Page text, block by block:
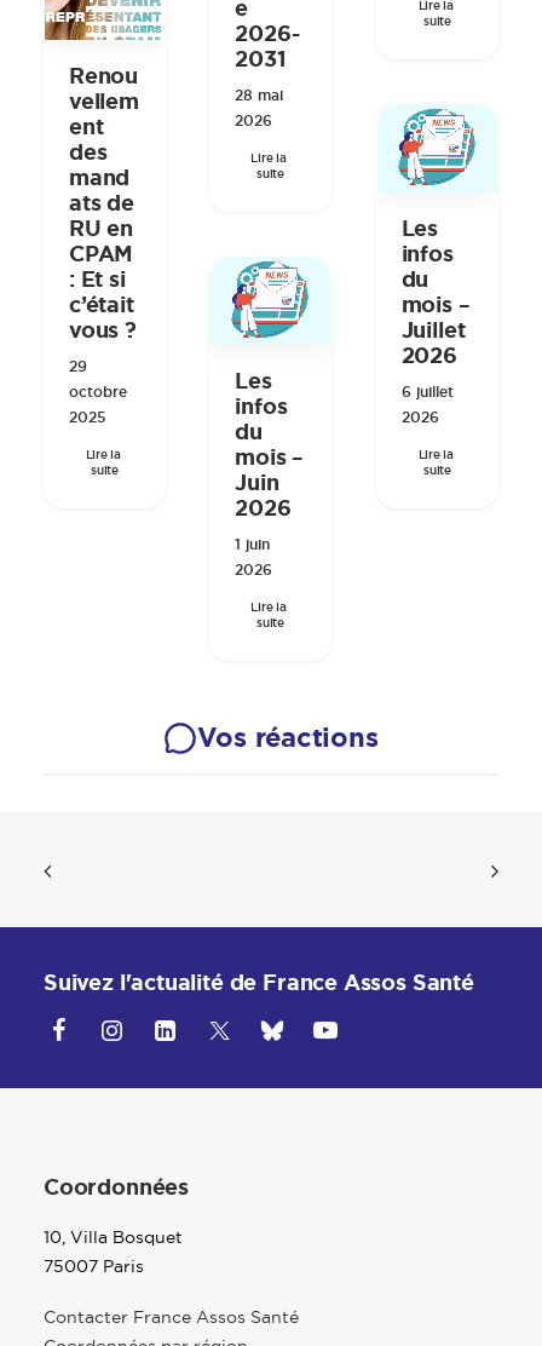
e
2026-
2031
28 mai
2026
Lire la
suite
Lire la
suite
Renou
vellem
ent
des
mand
ats de
RU en
CPAM
: Et si
c’était
vous ?
29
octobre
2025
Lire la
suite
Les
infos
du
mois –
Juillet
2026
6 juillet
2026
Lire la
suite
Les
infos
du
mois –
Juin
2026
1 juin
2026
Lire la
suite
Vos réactions
Suivez l'actualité de France Assos Santé
Coordonnées
10, Villa Bosquet
75007 Paris
Contacter France Assos Santé